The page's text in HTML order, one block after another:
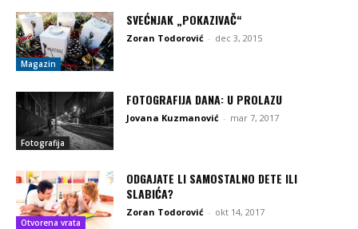
Magazin
SVEĆNJAK „POKAZIVAČ“
Zoran Todorović - dec 3, 2015
Fotografija
FOTOGRAFIJA DANA: U PROLAZU
Jovana Kuzmanović - mar 7, 2017
Otvorena vrata
ODGAJATE LI SAMOSTALNO DETE ILI
SLABIĆA?
Zoran Todorović - okt 14, 2017